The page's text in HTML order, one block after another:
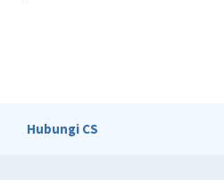
Hubungi CS